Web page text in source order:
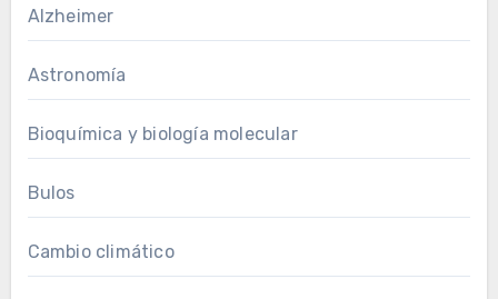
Alzheimer
Astronomía
Bioquímica y biología molecular
Bulos
Cambio climático